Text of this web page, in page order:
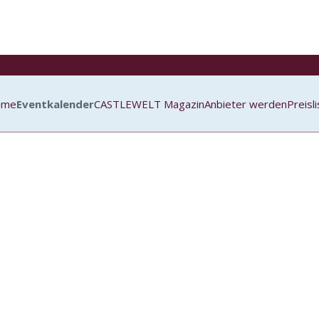
EventkalenderCASTLEWELT MagazinAnbieter werden